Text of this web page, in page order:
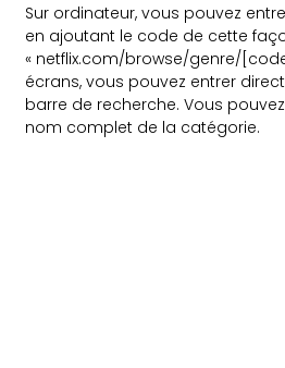
Sur ordinateur, vous pouvez
en ajoutant le code de cette
« netflix.com/browse/genre/
écrans, vous pouvez entrer
barre de recherche. Vous
nom complet de la catégorie.